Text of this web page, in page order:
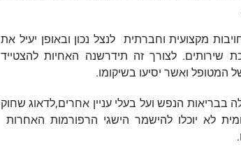
מקצועית וחברתית לנצל נכון ובאופן יעיל את
שירותים. לצורך זה תידרשנה האחיות להצטייד
המטופל ואשר יסיעו בשיקומו.
בבריאות הנפש ועל בעלי עניין אחרים,לדאוג שחוק
לא יוכלו להישמר הישגי הרפורמות האחרות